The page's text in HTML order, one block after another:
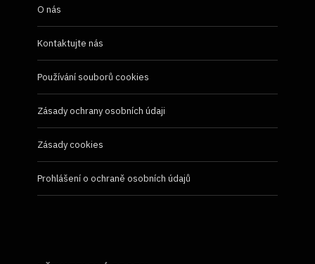
O nás
Kontaktujte nás
Používání souborů cookies
Zásady ochrany osobních údaji
Zásady cookies
Prohlášení o ochraně osobních údajů